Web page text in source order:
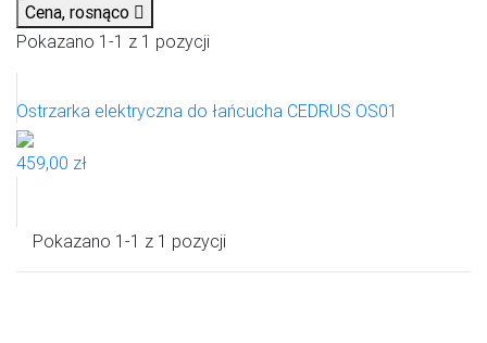
Cena, rosnąco 
Pokazano 1-1 z 1 pozycji
Ostrzarka elektryczna do łańcucha CEDRUS OS01
459,00 zł
Pokazano 1-1 z 1 pozycji